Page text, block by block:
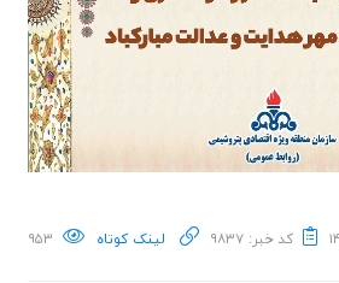
کد خبر: ۹۸۳۷ لینک کوتاه ۹۵۳